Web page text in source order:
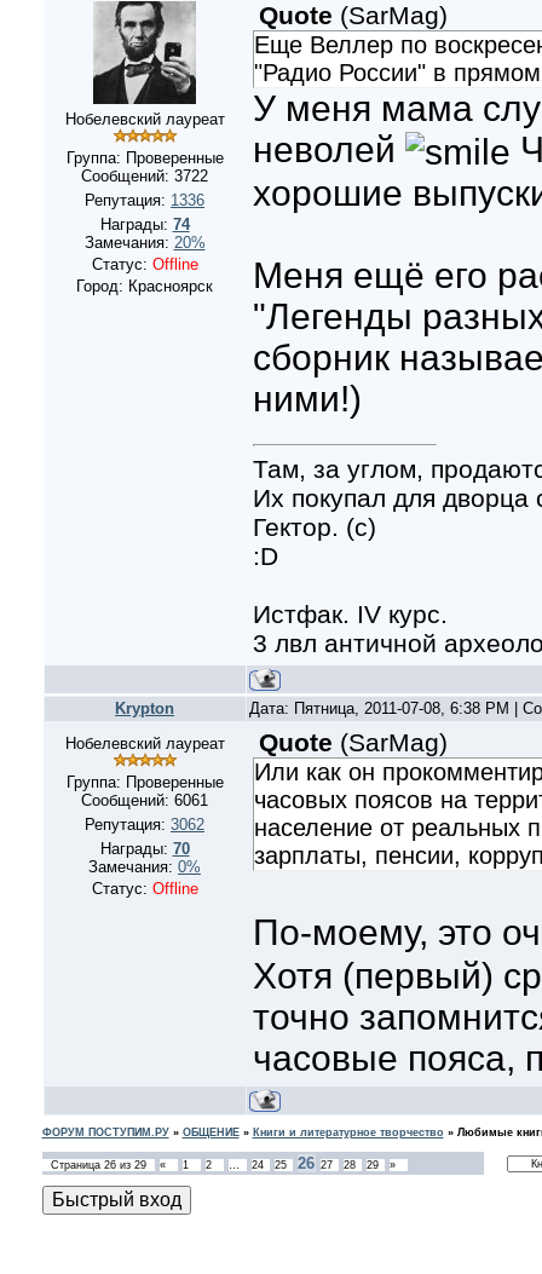
Нобелевский лауреат
Группа: Проверенные
Сообщений: 3722
Репутация: 1336
Награды: 74
Замечания: 20%
Статус: Offline
Город: Красноярск
Quote (SarMag)
Еще Веллер по
"Радио России" в
У меня мама
неволей
хорошие
Меня ещё его
"Легенды
сборник
ними!)
Там, за углом,
Их покупал для
Гектор. (с)
:D
Истфак. IV курс.
3 лвл античной
Krypton
Дата: Пятница, 2011-07-08, 6:38 PM |
Нобелевский лауреат
Группа: Проверенные
Сообщений: 6061
Репутация: 3062
Награды: 70
Замечания: 0%
Статус: Offline
Quote (SarMag)
Или как он
часовых поясов на
население от реальных
зарплаты, пенсии,
По-моему, это
Хотя (первый)
точно
часовые пояса,
ФОРУМ ПОСТУПИМ.РУ» ОБЩЕНИЕ» Книги и литературное творчество » Любимые
Страница 26из 29 « 1 2 … 24 25 26 27 28 29 »